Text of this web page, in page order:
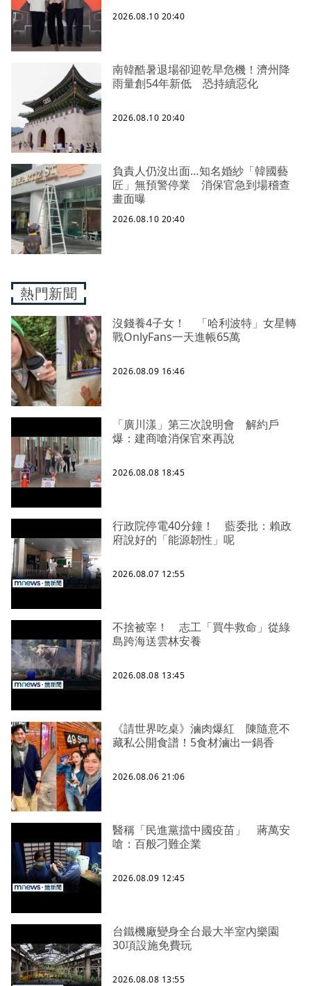
2026.08.10 20:40
南韓酷暑退場卻迎乾旱危機！濟州降
雨量創54年新低 恐持續惡化
2026.08.10 20:40
負責人仍沒出面…知名婚紗「韓國藝
匠」無預警停業 消保官急到場稽查
畫面曝
2026.08.10 20:40
熱門新聞
沒錢養4子女！ 「哈利波特」女星轉
戰OnlyFans一天進帳65萬
2026.08.09 16:46
「廣川漾」第三次說明會 解約戶
爆：建商嗆消保官來再說
2026.08.08 18:45
行政院停電40分鐘！ 藍委批：賴政
府說好的「能源韌性」呢
2026.08.07 12:55
不捨被宰！ 志工「買牛救命」從綠
島跨海送雲林安養
2026.08.08 13:45
《請世界吃桌》滷肉爆紅 陳隨意不
藏私公開食譜！5食材滷出一鍋香
2026.08.06 21:06
醫稱「民進黨擋中國疫苗」 蔣萬安
嗆：百般刁難企業
2026.08.09 12:45
台鐵機廠變身全台最大半室內樂園
30項設施免費玩
2026.08.08 13:55